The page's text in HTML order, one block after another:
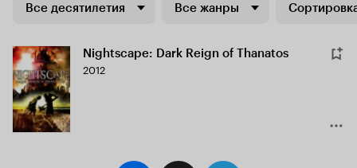
Все десятилетия Все жанры
Nightscape: Dark Reign of Thanatos
2012